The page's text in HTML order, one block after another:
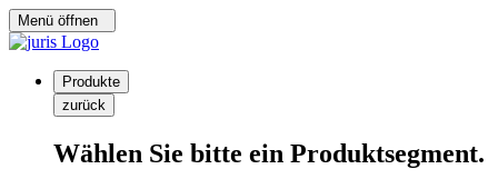
Menü öffnen
Produkte
zurück
Wählen Sie bitte ein Produktsegment.